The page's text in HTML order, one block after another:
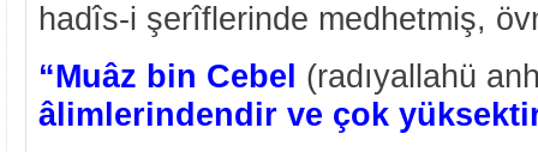
hadîs-i şerîflerinde medhetmiş,
“Muâz bin Cebel (radıyallahü
âlimlerindendir ve çok